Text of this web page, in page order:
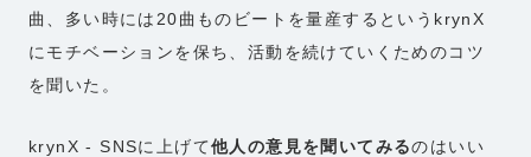
曲、多い時には20曲ものビートを量産するというkrynX
にモチベーションを保ち、活動を続けていくためのコツ
を聞いた。
krynX - SNSに上げて他人の意見を聞いてみるのはいい